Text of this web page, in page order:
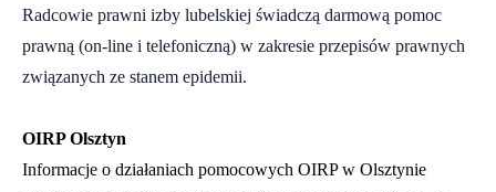
Radcowie prawni izby lubelskiej świadczą darmową pomoc
prawną (on-line i telefoniczną) w zakresie przepisów prawnych
związanych ze stanem epidemii.
OIRP Olsztyn
Informacje o działaniach pomocowych OIRP w Olsztynie